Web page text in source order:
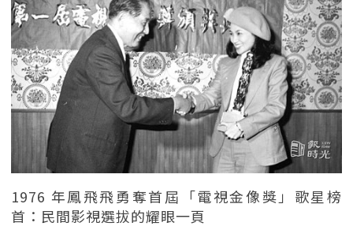
1976 年鳳飛飛勇奪首屆「電視金像獎」歌星榜
首：民間影視選拔的耀眼一頁